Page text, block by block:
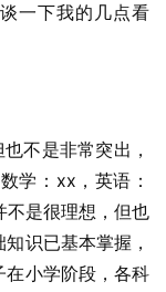
一下我的几点看
不是非常突出，
学：xx，英语：
不是很理想，但也
识已基本掌握，
在小学阶段，各科